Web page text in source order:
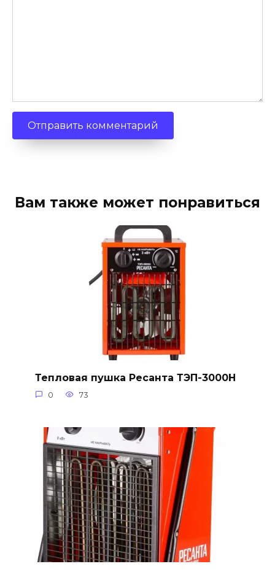
Вам также может понравиться
Тепловая пушка Ресанта ТЭП-3000Н
0 73